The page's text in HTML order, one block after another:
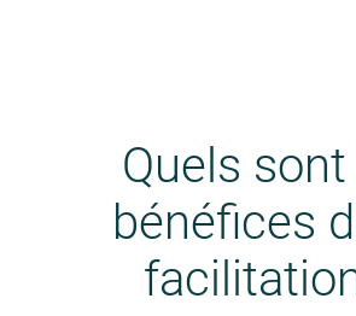
Quels
bénéfices